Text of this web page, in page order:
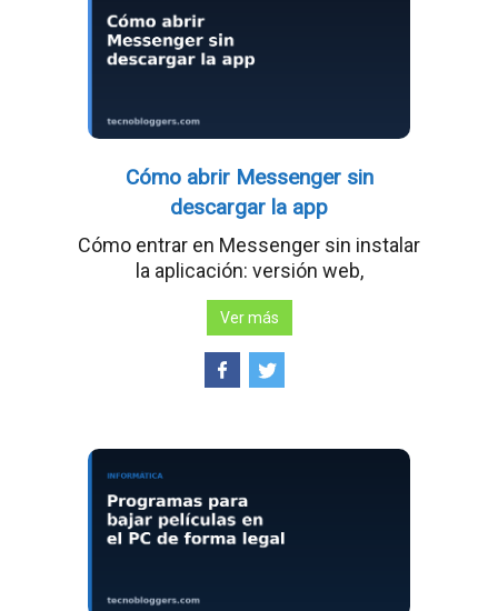
Cómo abrir Messenger sin
descargar la app
Cómo entrar en Messenger sin instalar
la aplicación: versión web,
Ver más